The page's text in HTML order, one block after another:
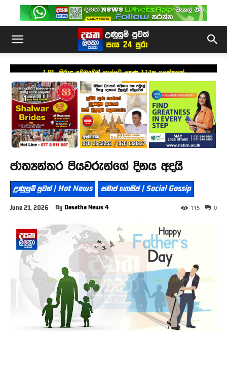
LPL කිරුළ වෙනුවෙන් ගාල්ලට ලකුණු 124ක ඉලක්කයක්
ජාත්‍යන්තර පියවරුන්ගේ දිනය අදයි
උණුසුම් පුවත් | Hot News සමාජ ගොසිප් | Social Gossip
June 21, 2026 By Dasatha News 4 0
115